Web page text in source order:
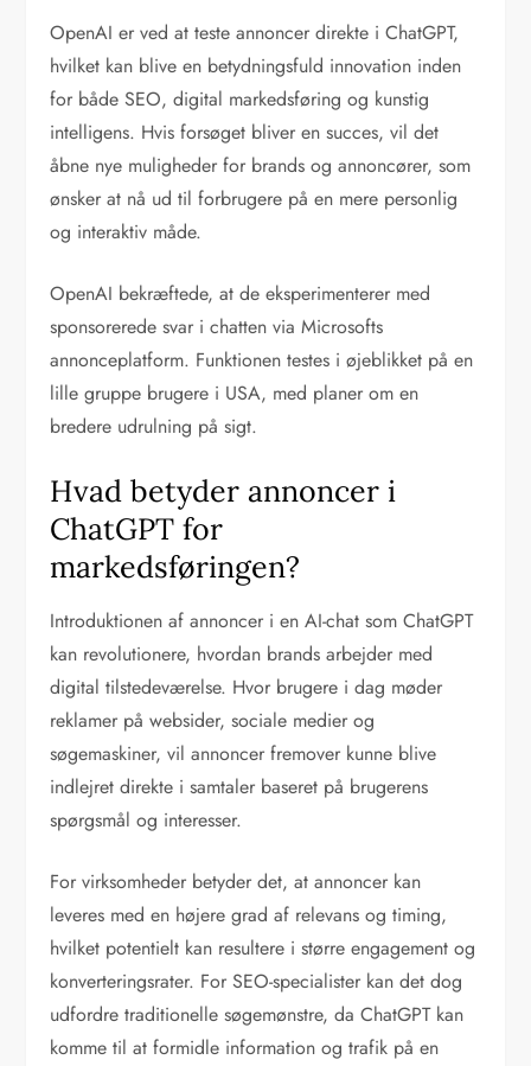
OpenAI er ved at teste annoncer direkte i ChatGPT,
hvilket kan blive en betydningsfuld innovation inden
for både SEO, digital markedsføring og kunstig
intelligens. Hvis forsøget bliver en succes, vil det
åbne nye muligheder for brands og annoncører, som
ønsker at nå ud til forbrugere på en mere personlig
og interaktiv måde.
OpenAI bekræftede, at de eksperimenterer med
sponsorerede svar i chatten via Microsofts
annonceplatform. Funktionen testes i øjeblikket på en
lille gruppe brugere i USA, med planer om en
bredere udrulning på sigt.
Hvad betyder annoncer i
ChatGPT for
markedsføringen?
Introduktionen af annoncer i en AI-chat som ChatGPT
kan revolutionere, hvordan brands arbejder med
digital tilstedeværelse. Hvor brugere i dag møder
reklamer på websider, sociale medier og
søgemaskiner, vil annoncer fremover kunne blive
indlejret direkte i samtaler baseret på brugerens
spørgsmål og interesser.
For virksomheder betyder det, at annoncer kan
leveres med en højere grad af relevans og timing,
hvilket potentielt kan resultere i større engagement og
konverteringsrater. For SEO-specialister kan det dog
udfordre traditionelle søgemønstre, da ChatGPT kan
komme til at formidle information og trafik på en